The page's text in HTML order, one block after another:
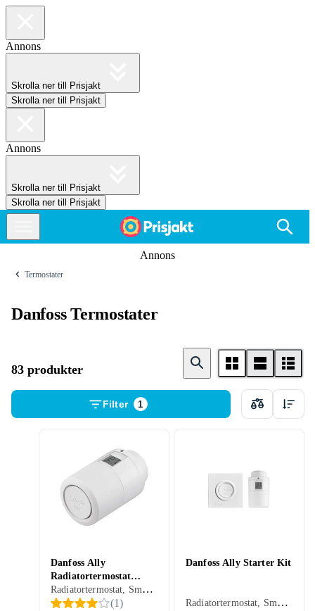
Annons
Skrolla ner till Prisjakt
Skrolla ner till Prisjakt
Annons
Skrolla ner till Prisjakt
Skrolla ner till Prisjakt
Annons
Termostater
Danfoss Termostater
83 produkter
Filter 1
Danfoss Ally
Radiatortermostat
014G2460
Radiatortermostat, Smart termostat, Vit, ZigBee
(1)
Danfoss Ally Starter Kit
Radiatortermostat, Smart termostat, Vit, ZigBee